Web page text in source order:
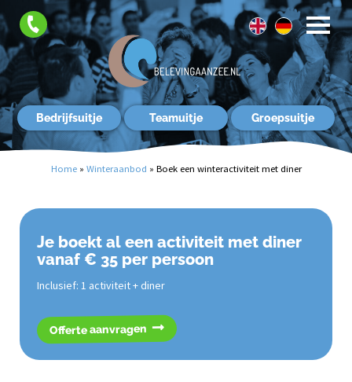
Bedrijfsuitje Teamuitje Groepsuitje
Contact
Home » Winteraanbod » Boek een winteractiviteit met diner
Je boekt al een activiteit met diner
vanaf € 35 per persoon
Inclusief: 1 activiteit + diner
Offerte aanvragen